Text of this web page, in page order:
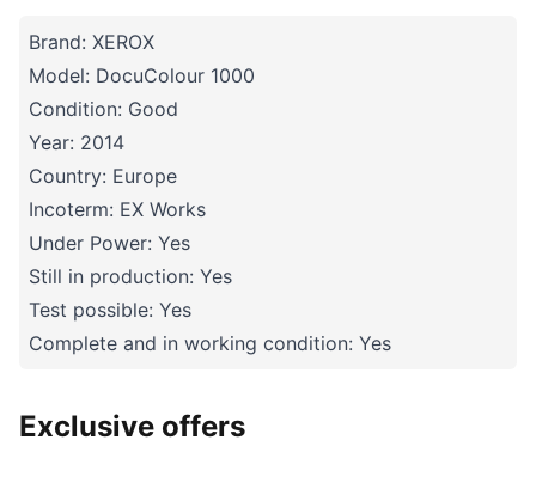
Brand: XEROX
Model: DocuColour 1000
Condition: Good
Year: 2014
Country: Europe
Incoterm: EX Works
Under Power: Yes
Still in production: Yes
Test possible: Yes
Complete and in working condition: Yes
Exclusive offers